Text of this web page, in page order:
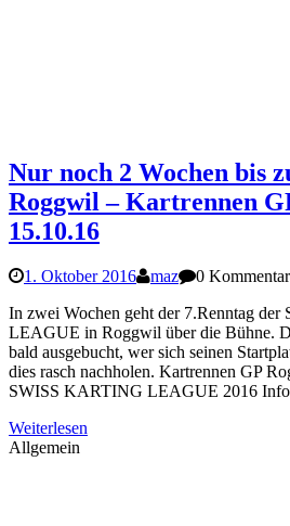
Nur noch 2 Wochen bis
Roggwil – Kartrennen
15.10.16
1. Oktober 2016 maz
0
In zwei Wochen geht der 7.Renntag
LEAGUE in Roggwil über die Bühne.
bald ausgebucht, wer sich seinen
dies rasch nachholen. Kartrennen GP
SWISS KARTING LEAGUE 2016
Weiterlesen
Allgemein